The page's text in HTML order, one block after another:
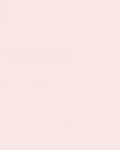
en genieten van een
een tafel in een van
van Harry Styles.